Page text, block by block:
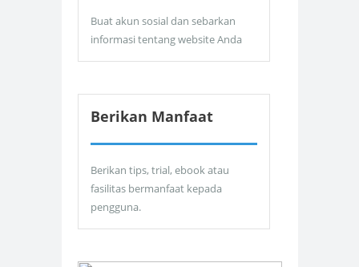
Buat akun sosial dan sebarkan
informasi tentang website Anda
Berikan Manfaat
Berikan tips, trial, ebook atau
fasilitas bermanfaat kepada
pengguna.